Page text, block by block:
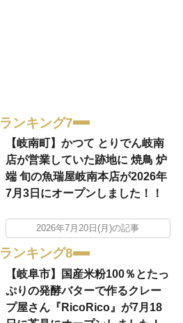
ランキング7
【岐南町】かつて とりでん岐南
店が営業していた跡地に 焼鳥 炉
端 旬の魚瑞屋岐南本店が2026年
7月3日にオープンしました！！
2026年7月20日(月)の記事
ランキング8
【岐阜市】国産米粉100％とたっ
ぷりの発酵バターで作るクレー
プ屋さん『RicoRico』が7月18